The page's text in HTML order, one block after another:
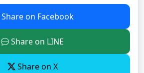
Share on Facebook
Share on LINE
Share on X